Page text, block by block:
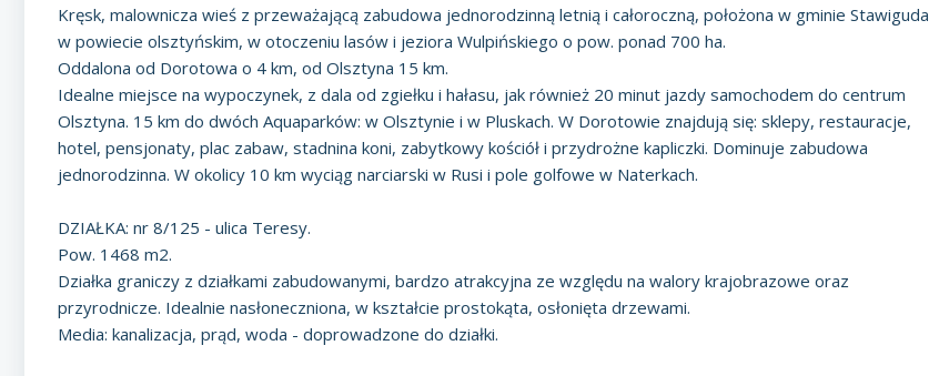
Kręsk, malownicza wieś z przeważającą zabudowa jednorodzinną letnią i całoroczną, położona w gminie Stawiguda
w powiecie olsztyńskim, w otoczeniu lasów i jeziora Wulpińskiego o pow. ponad 700 ha.
Oddalona od Dorotowa o 4 km, od Olsztyna 15 km.
Idealne miejsce na wypoczynek, z dala od zgiełku i hałasu, jak również 20 minut jazdy samochodem do centrum
Olsztyna. 15 km do dwóch Aquaparków: w Olsztynie i w Pluskach. W Dorotowie znajdują się: sklepy, restauracje,
hotel, pensjonaty, plac zabaw, stadnina koni, zabytkowy kościół i przydrożne kapliczki. Dominuje zabudowa
jednorodzinna. W okolicy 10 km wyciąg narciarski w Rusi i pole golfowe w Naterkach.
DZIAŁKA: nr 8/125 - ulica Teresy.
Pow. 1468 m2.
Działka graniczy z działkami zabudowanymi, bardzo atrakcyjna ze względu na walory krajobrazowe oraz
przyrodnicze. Idealnie nasłoneczniona, w kształcie prostokąta, osłonięta drzewami.
Media: kanalizacja, prąd, woda - doprowadzone do działki.